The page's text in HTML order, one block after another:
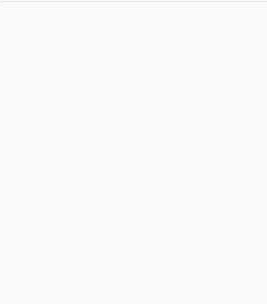
nu veilig en snel bij Body Supplies!